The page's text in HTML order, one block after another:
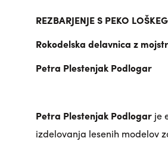
REZBARJENJE S PEKO
Rokodelska delavnica z
Petra Plestenjak Podlogar
Petra Plestenjak Podlogar je
izdelovanja lesenih modelov